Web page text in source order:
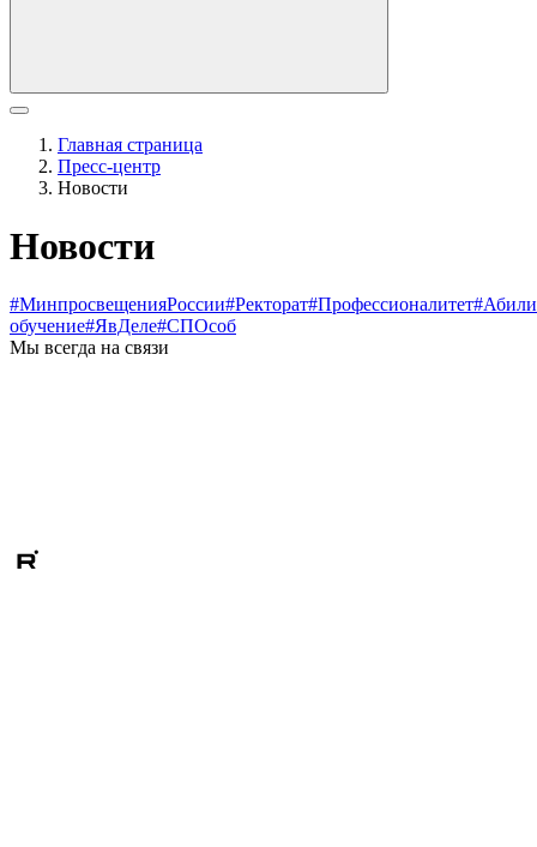
Главная страница
Пресс-центр
Новости
Новости
#МинпросвещенияРоссии#Ректорат#Профессионалитет
обучение#ЯвДеле#СПОсоб
Мы всегда на связи